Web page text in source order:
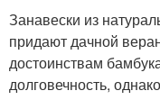
Занавески из
придают дачной
достоинствам
долговечность,